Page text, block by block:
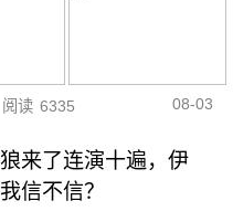
阅读 6335 08-03
来了连演十遍，伊
信不信？